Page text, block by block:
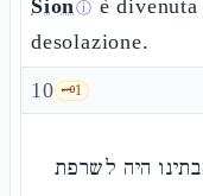
Sionⓘ è divenuta
desolazione.
10 🗝️1
היה לשרפת